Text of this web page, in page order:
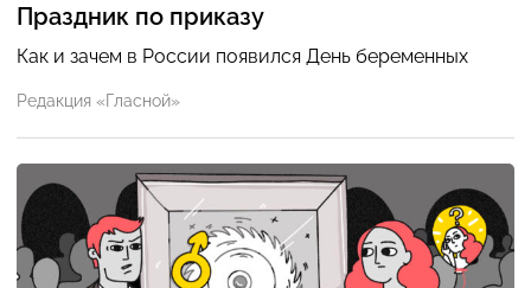
Праздник по приказу
Как и зачем в России появился День беременных
Редакция «Гласной»